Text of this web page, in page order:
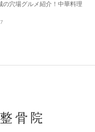
の穴場グルメ紹介！中華料理
骨院